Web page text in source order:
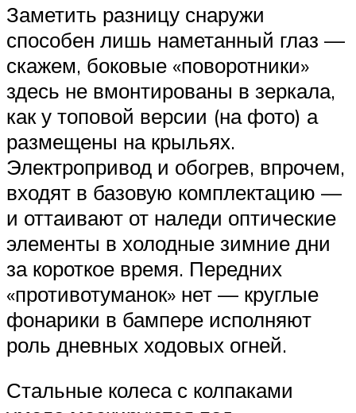
Заметить разницу снаружи
способен лишь наметанный глаз —
скажем, боковые «поворотники»
здесь не вмонтированы в зеркала,
как у топовой версии (на фото) а
размещены на крыльях.
Электропривод и обогрев, впрочем,
входят в базовую комплектацию —
и оттаивают от наледи оптические
элементы в холодные зимние дни
за короткое время. Передних
«противотуманок» нет — круглые
фонарики в бампере исполняют
роль дневных ходовых огней.
Стальные колеса с колпаками